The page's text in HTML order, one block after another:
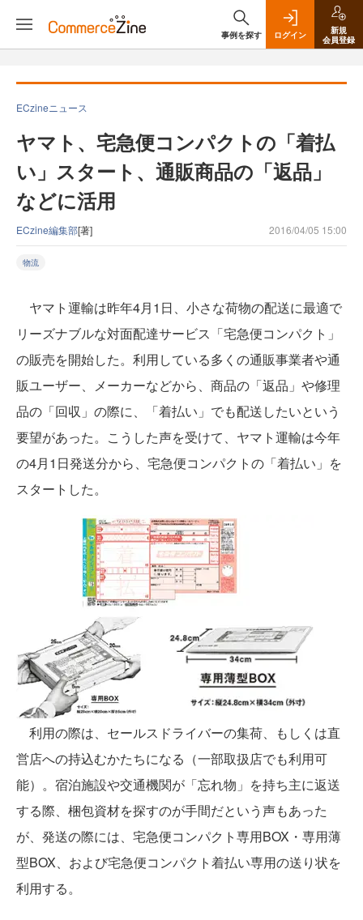
事例を探す ログイン
新規
会員登録
ECzineニュース
ヤマト、宅急便コンパクトの「着払
い」スタート、通販商品の「返品」
などに活用
ECzine編集部[著] 2016/04/05 15:00
物流
ヤマト運輸は昨年4月1日、小さな荷物の配送に最適で
リーズナブルな対面配達サービス「宅急便コンパクト」
の販売を開始した。利用している多くの通販事業者や通
販ユーザー、メーカーなどから、商品の「返品」や修理
品の「回収」の際に、「着払い」でも配送したいという
要望があった。こうした声を受けて、ヤマト運輸は今年
の4月1日発送分から、宅急便コンパクトの「着払い」を
スタートした。
利用の際は、セールスドライバーの集荷、もしくは直
営店への持込むかたちになる（一部取扱店でも利用可
能）。宿泊施設や交通機関が「忘れ物」を持ち主に返送
する際、梱包資材を探すのが手間だという声もあった
が、発送の際には、宅急便コンパクト専用BOX・専用薄
型BOX、および宅急便コンパクト着払い専用の送り状を
利用する。